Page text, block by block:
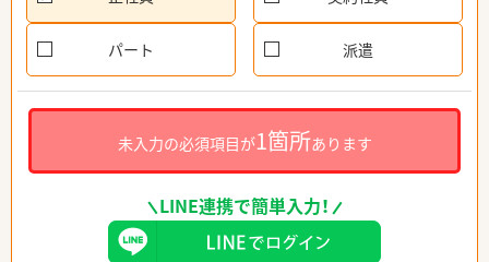
パート 派遣
未入力の必須項目が1箇所あります
LINE連携で簡単入力！